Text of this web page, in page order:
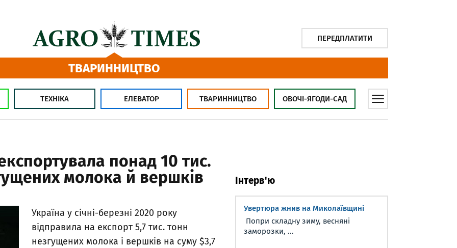
ПЕРЕДПЛАТИТИ
ТВАРИННИЦТВО
ТЕХНІКА ЕЛЕВАТОР ТВАРИННИЦТВО ОВОЧІ-ЯГОДИ-САД
понад 10 тис.
молока й вершків
Україна у січні-березні 2020 року
відправила на експорт 5,7 тис. тонн
незгущених молока і вершків на суму $3,7
Інтерв'ю
Увертюра жнив на Миколаївщині
Попри складну зиму, весняні
заморозки, ...